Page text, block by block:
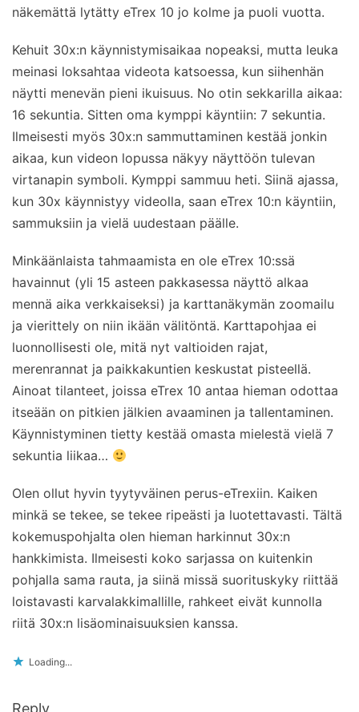
näkemättä lytätty eTrex 10 jo kolme ja puoli vuotta.
Kehuit 30x:n käynnistymisaikaa nopeaksi, mutta leuka
meinasi loksahtaa videota katsoessa, kun siihenhän
näytti menevän pieni ikuisuus. No otin sekkarilla aikaa:
16 sekuntia. Sitten oma kymppi käyntiin: 7 sekuntia.
Ilmeisesti myös 30x:n sammuttaminen kestää jonkin
aikaa, kun videon lopussa näkyy näyttöön tulevan
virtanapin symboli. Kymppi sammuu heti. Siinä ajassa,
kun 30x käynnistyy videolla, saan eTrex 10:n käyntiin,
sammuksiin ja vielä uudestaan päälle.
Minkäänlaista tahmaamista en ole eTrex 10:ssä
havainnut (yli 15 asteen pakkasessa näyttö alkaa
mennä aika verkkaiseksi) ja karttanäkymän zoomailu
ja vierittely on niin ikään välitöntä. Karttapohjaa ei
luonnollisesti ole, mitä nyt valtioiden rajat,
merenrannat ja paikkakuntien keskustat pisteellä.
Ainoat tilanteet, joissa eTrex 10 antaa hieman odottaa
itseään on pitkien jälkien avaaminen ja tallentaminen.
Käynnistyminen tietty kestää omasta mielestä vielä 7
sekuntia liikaa…
Olen ollut hyvin tyytyväinen perus-eTrexiin. Kaiken
minkä se tekee, se tekee ripeästi ja luotettavasti. Tältä
kokemuspohjalta olen hieman harkinnut 30x:n
hankkimista. Ilmeisesti koko sarjassa on kuitenkin
pohjalla sama rauta, ja siinä missä suorituskyky riittää
loistavasti karvalakkimallille, rahkeet eivät kunnolla
riitä 30x:n lisäominaisuuksien kanssa.
Loading...
Reply